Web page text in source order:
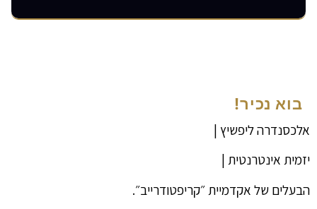
בוא נכיר!
אלכסנדרה ליפשיץ |
יזמית אינטרנטית |
הבעלים של אקדמיית ״קריפטודרייב״.